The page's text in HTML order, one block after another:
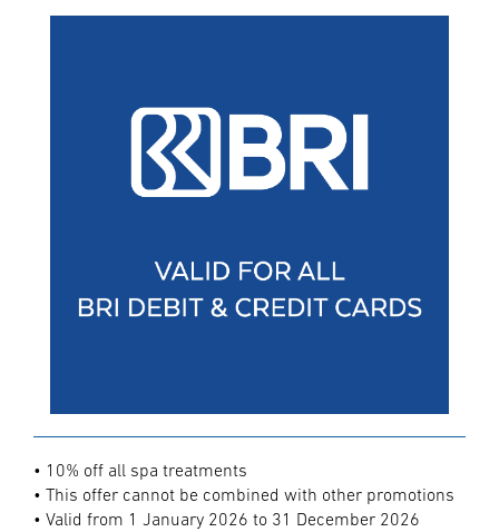
• 10% off all spa treatments
• This offer cannot be combined with other promotions
• Valid from 1 January 2026 to 31 December 2026